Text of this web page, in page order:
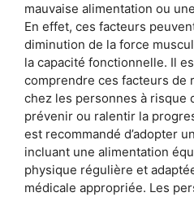
mauvaise alimentation ou
En effet, ces facteurs
diminution de la force
la capacité fonctionnelle. Il
comprendre ces facteurs de
chez les personnes à risque
prévenir ou ralentir la
est recommandé d’adopter
incluant une alimentation
physique régulière et
médicale appropriée. Les